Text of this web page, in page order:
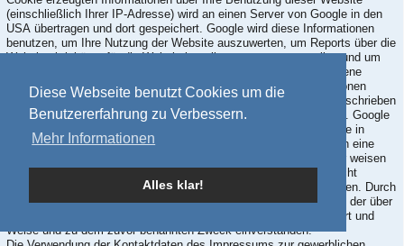
Diese Webseite benutzt Cookies um die
Benutzererfahrung zu Verbessern.
Mehr Informationen
Alles klar!
(einschließlich Ihrer IP-Adresse) wird an einen Server von Google in den
USA übertragen und dort gespeichert. Google wird diese Informationen
benutzen, um Ihre Nutzung der Website auszuwerten, um Reports über die
Websiteaktivitäten für die Websitebetreiber zusammenzustellen und um
weitere mit der Websitenutzung und der Internetnutzung verbundene
Dienstleistungen zu erbringen. Auch wird Google diese Informationen
gegebenenfalls an Dritte übertragen, sofern dies gesetzlich vorgeschrieben
oder soweit Dritte diese Daten im Auftrag von Google verarbeiten. Google
wird in keinem Fall Ihre IP-Adresse mit anderen Daten von Google in
Verbindung bringen. Sie können die Installation der Cookies durch eine
entsprechende Einstellung Ihrer Browser Software verhindern; wir weisen
Sie jedoch darauf hin, dass Sie in diesem Fall gegebenenfalls nicht
sämtliche Funktionen dieser Website vollumfänglich nutzen können. Durch
die Nutzung dieser Website erklären Sie sich mit der Bearbeitung der über
Sie erhobenen Daten durch Google in der zuvor beschriebenen Art und
Weise und zu dem zuvor benannten Zweck einverstanden.